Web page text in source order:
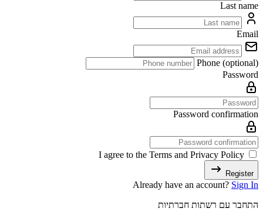
Last name
Email
Phone (optional)
Password
Password confirmation
I agree to the Terms and Privacy Policy
Register
Already have an account? Sign In
התחבר עם רשתות חברתיות